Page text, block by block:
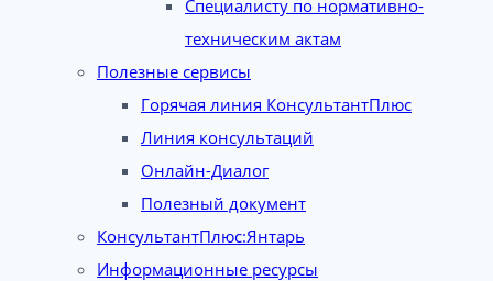
Специалисту по нормативно-
техническим актам
Полезные сервисы
Горячая линия КонсультантПлюс
Линия консультаций
Онлайн-Диалог
Полезный документ
КонсультантПлюс:Янтарь
Информационные ресурсы